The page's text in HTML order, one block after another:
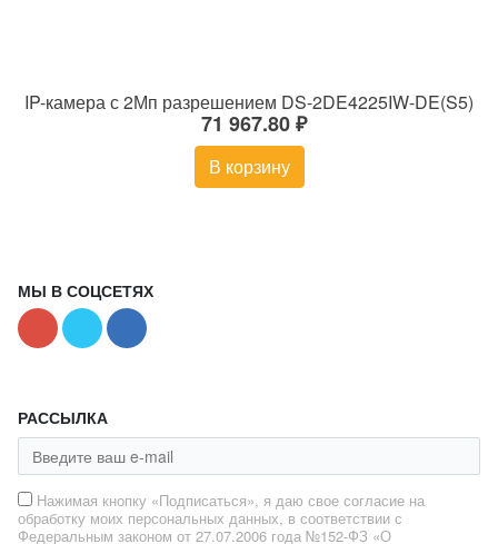
IP-камера с 2Мп разрешением DS-2DE4225IW-DE(S5)
71 967.80 ₽
В корзину
МЫ В СОЦСЕТЯХ
РАССЫЛКА
Нажимая кнопку «Подписаться», я даю свое согласие на
обработку моих персональных данных, в соответствии с
Федеральным законом от 27.07.2006 года №152-ФЗ «О